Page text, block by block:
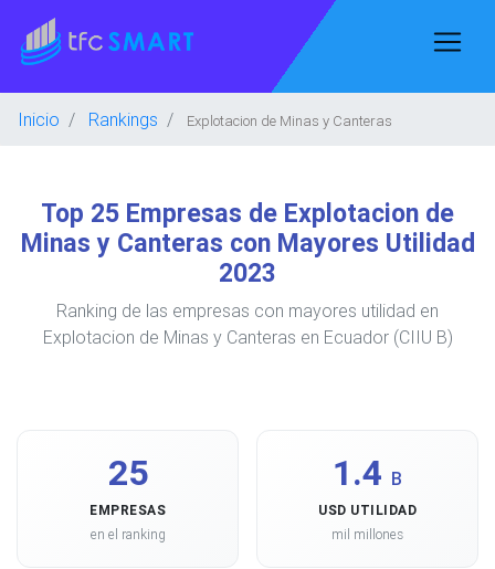
Inicio Rankings Explotacion de Minas y Canteras
Top 25 Empresas de Explotacion de
Minas y Canteras con Mayores Utilidad
2023
Ranking de las empresas con mayores utilidad en
Explotacion de Minas y Canteras en Ecuador (CIIU B)
25
EMPRESAS
en el ranking
1.4 B
USD UTILIDAD
mil millones